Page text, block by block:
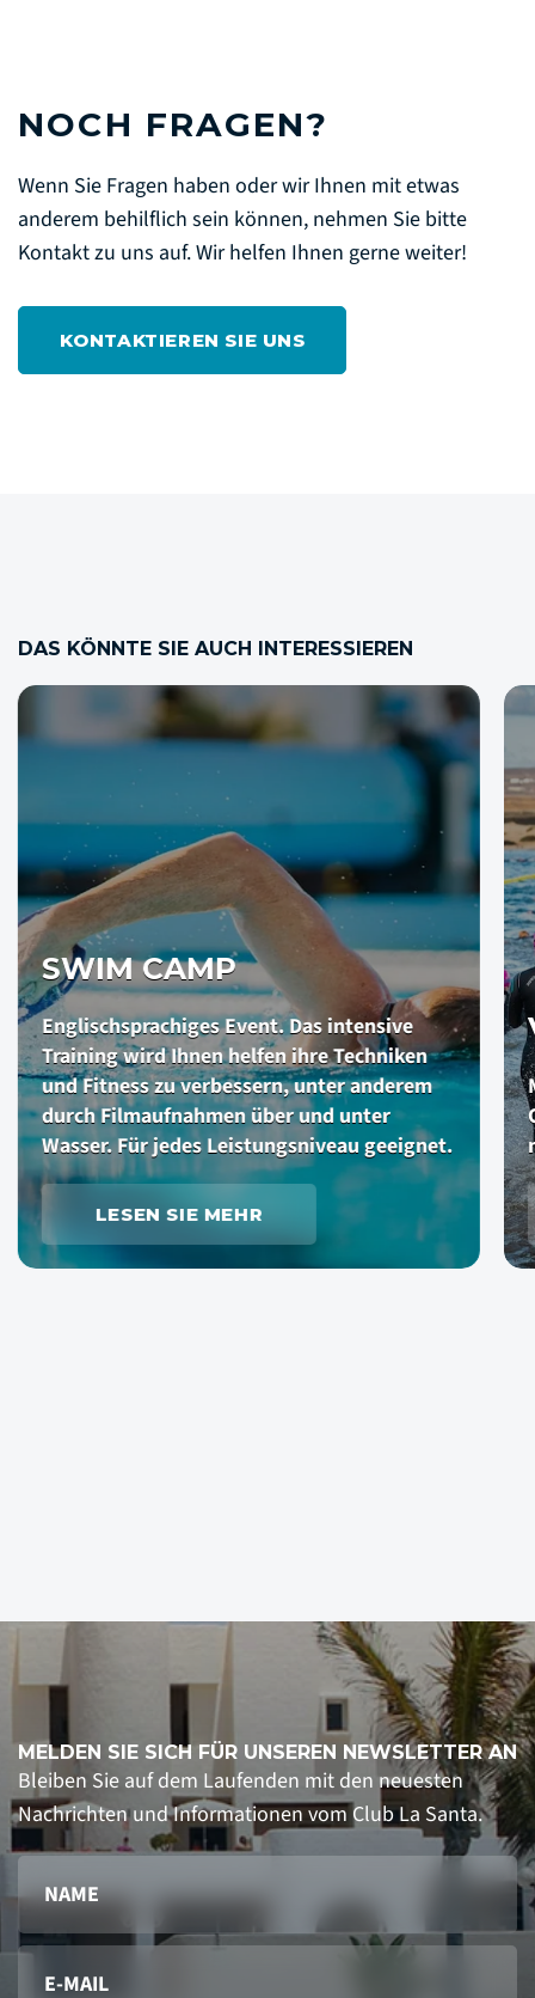
NOCH FRAGEN?
Wenn Sie Fragen haben oder wir Ihnen mit etwas
anderem behilflich sein können, nehmen Sie bitte
Kontakt zu uns auf. Wir helfen Ihnen gerne weiter!
KONTAKTIEREN SIE UNS
DAS KÖNNTE SIE AUCH INTERESSIEREN
CAMP
Event. Das intensive
wird Ihnen helfen ihre Techniken
zu verbessern, unter anderem
über und unter
Für jedes Leistungsniveau geeignet.
SIE MEHR
Machen
mit
MELDEN SIE SICH FÜR UNSEREN NEWSLETTER AN
Bleiben Sie auf dem Laufenden mit den neuesten
Nachrichten und Informationen vom Club La Santa.